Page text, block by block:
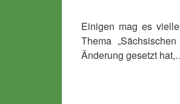
Einigen mag es
Thema
Änderung gesetzt